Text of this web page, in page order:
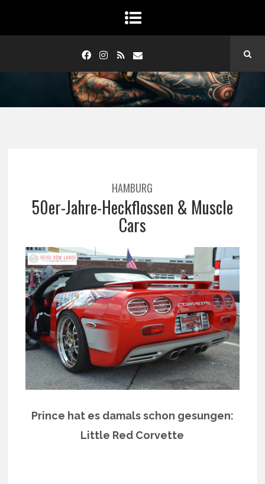
HAMBURG
50er-Jahre-Heckflossen & Muscle
Cars
Prince hat es damals schon gesungen:
Little Red Corvette